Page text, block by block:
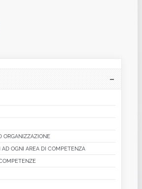
ORGANIZZAZIONE
AD OGNI AREA DI COMPETENZA